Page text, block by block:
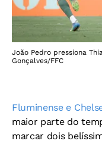
João Pedro pressiona
Gonçalves/FFC
Fluminense e
maior parte do
marcar dois